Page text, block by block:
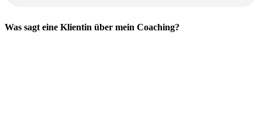
Was sagt eine Klientin über mein Coaching?